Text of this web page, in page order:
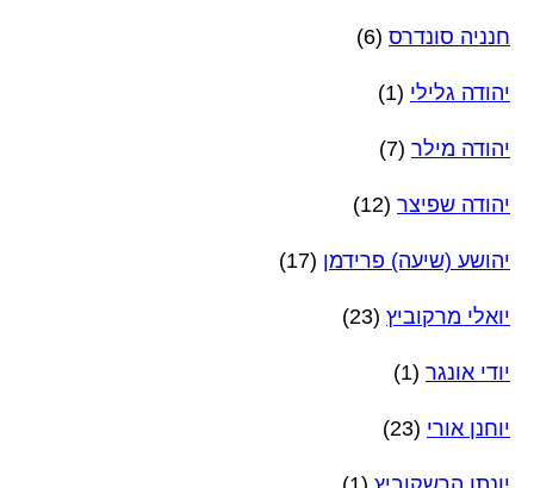
חנניה סונדרס (6)
יהודה גלילי (1)
יהודה מילר (7)
יהודה שפיצר (12)
יהושע (שיעה) פרידמן (17)
יואלי מרקוביץ (23)
יודי אונגר (1)
יוחנן אורי (23)